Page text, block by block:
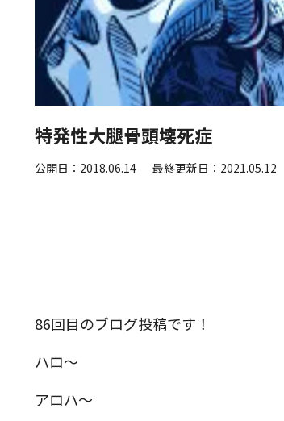
特発性大腿骨頭壊死症
公開日：2018.06.14 最終更新日：2021.05.12
86回目のブログ投稿です！
ハロ～
アロハ～